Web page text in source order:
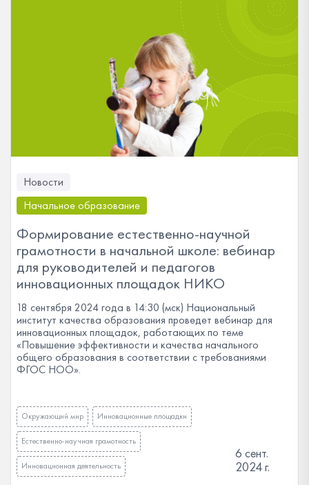
Новости
Начальное образование
Формирование естественно-научной
грамотности в начальной школе: вебинар
для руководителей и педагогов
инновационных площадок НИКО
18 сентября 2024 года в 14:30 (мск) Национальный
институт качества образования проведет вебинар для
инновационных площадок, работающих по теме
«Повышение эффективности и качества начального
общего образования в соответствии с требованиями
ФГОС НОО».
Окружающий мир Инновационные площадки
Естественно-научная грамотность
Инновационная деятельность
6 сент.
2024 г.